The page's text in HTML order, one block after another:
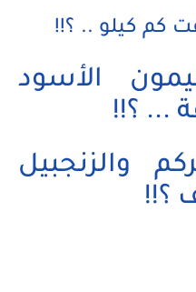
الأسود
... ؟!!
والزنجبيل
؟!!